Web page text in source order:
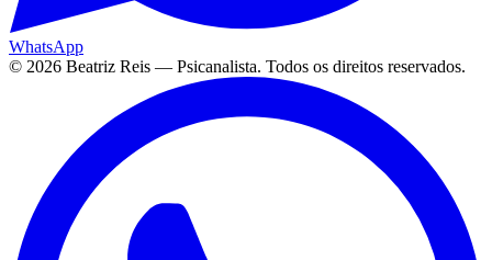
WhatsApp
© 2026 Beatriz Reis — Psicanalista. Todos os direitos reservados.